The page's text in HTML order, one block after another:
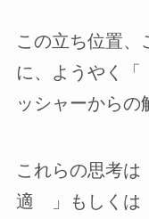
この立ち位置、
に、ようやく
ッシャーからの
これらの思考
適 」もしくは